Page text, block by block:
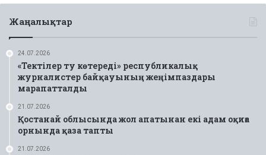
Жаңалықтар
24.07.2026
«Тектілер ту көтереді» республикалық
журналистер байқауының жеңімпаздары
марапатталды
21.07.2026
Қостанай облысында жол апатынан екі адам оқиға
орнында қаза тапты
21.07.2026